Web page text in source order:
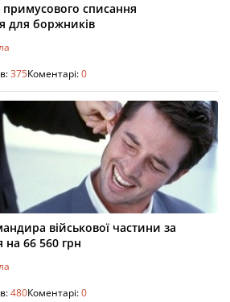
списання
для боржників
375Коментарі:0
військової частини за
на 66 560 грн
480Коментарі:0